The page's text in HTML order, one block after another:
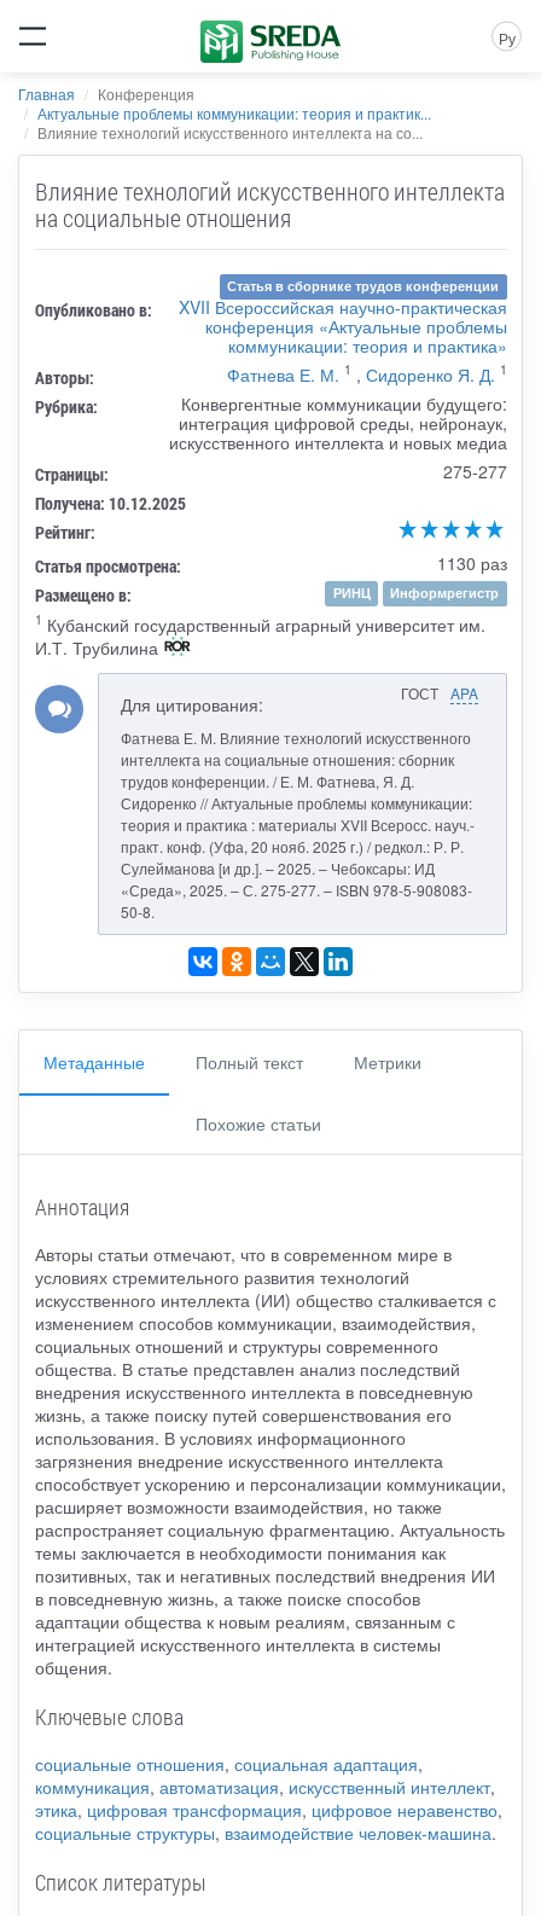
Ру
Главная
Конференция
Актуальные проблемы коммуникации: теория и практик...
Влияние технологий искусственного интеллекта на со...
Влияние технологий искусственного интеллекта
на социальные отношения
Статья в сборнике трудов конференции
Опубликовано в:
XVII Всероссийская научно-практическая
конференция «Актуальные проблемы
коммуникации: теория и практика»
Авторы: Фатнева Е. М. 1 , Сидоренко Я. Д. 1
Рубрика:
Конвергентные коммуникации будущего:
интеграция цифровой среды, нейронаук,
искусственного интеллекта и новых медиа
Страницы: 275-277
Получена: 10.12.2025
Рейтинг:
Статья просмотрена:
1130 раз
Размещено в: РИНЦ
Информрегистр
1 Кубанский государственный аграрный университет им.
И.Т. Трубилина
ГОСТ APA
Для цитирования:
Фатнева Е. М. Влияние технологий искусственного
интеллекта на социальные отношения: сборник
трудов конференции. / Е. М. Фатнева, Я. Д.
Сидоренко // Актуальные проблемы коммуникации:
теория и практика : материалы XVII Всеросс. науч.-
практ. конф. (Уфа, 20 нояб. 2025 г.) / редкол.: Р. Р.
Сулейманова [и др.]. – 2025. – Чебоксары: ИД
«Среда», 2025. – С. 275-277. – ISBN 978-5-908083-
50-8.
Метаданные Полный текст Метрики
Похожие статьи
Аннотация
Авторы статьи отмечают, что в современном мире в
условиях стремительного развития технологий
искусственного интеллекта (ИИ) общество сталкивается с
изменением способов коммуникации, взаимодействия,
социальных отношений и структуры современного
общества. В статье представлен анализ последствий
внедрения искусственного интеллекта в повседневную
жизнь, а также поиску путей совершенствования его
использования. В условиях информационного
загрязнения внедрение искусственного интеллекта
способствует ускорению и персонализации коммуникации,
расширяет возможности взаимодействия, но также
распространяет социальную фрагментацию. Актуальность
темы заключается в необходимости понимания как
позитивных, так и негативных последствий внедрения ИИ
в повседневную жизнь, а также поиске способов
адаптации общества к новым реалиям, связанным с
интеграцией искусственного интеллекта в системы
общения.
Ключевые слова
социальные отношения, социальная адаптация,
коммуникация, автоматизация, искусственный интеллект,
этика, цифровая трансформация, цифровое неравенство,
социальные структуры, взаимодействие человек-машина.
Список литературы